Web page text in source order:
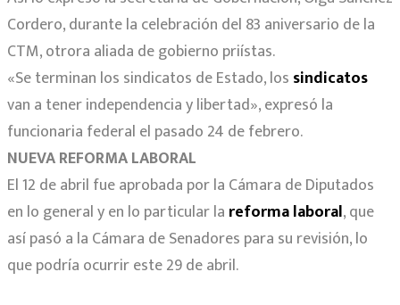
Cordero, durante la celebración del 83 aniversario de la
CTM, otrora aliada de gobierno priístas.
«Se terminan los sindicatos de Estado, los sindicatos
van a tener independencia y libertad», expresó la
funcionaria federal el pasado 24 de febrero.
NUEVA REFORMA LABORAL
El 12 de abril fue aprobada por la Cámara de Diputados
en lo general y en lo particular la reforma laboral, que
así pasó a la Cámara de Senadores para su revisión, lo
que podría ocurrir este 29 de abril.